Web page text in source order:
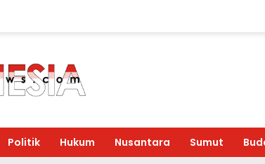
Politik Hukum Nusantara Sumut